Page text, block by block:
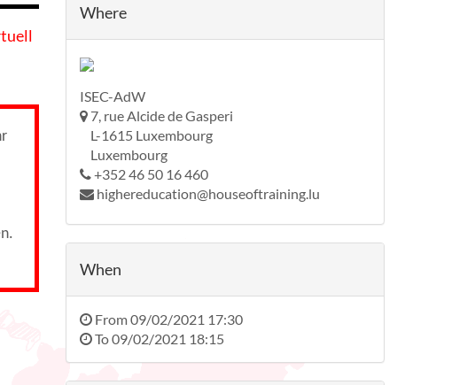
Where
ISEC-AdW
7, rue Alcide de Gasperi
L-1615 Luxembourg
Luxembourg
+352 46 50 16 460
highereducation@houseoftraining.lu
When
From09/02/2021 17:30
To09/02/2021 18:15